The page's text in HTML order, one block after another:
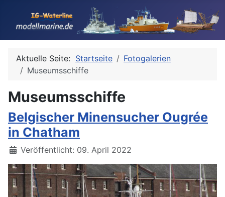
Aktuelle Seite: Startseite
Fotogalerien
Museumsschiffe
Museumsschiffe
Belgischer Minensucher Ougrée
in Chatham
Details
Veröffentlicht: 09. April 2022